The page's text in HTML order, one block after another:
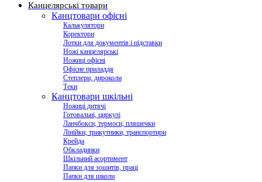
Канцелярські товари
Канцтовари офісні
Калькулятори
Коректори
Лотки для документів і підставки
Ножі канцелярські
Ножиці офісні
Офісне приладдя
Степлери, дироколи
Теки
Канцтовари шкільні
Ножиці дитячі
Готовальні, циркулі
Ланчбокси, термоси, пляшечки
Лінійки, трикутники, транспортири
Крейда
Обкладинки
Шкільний асортимент
Папки для зошитів, праці
Папки для школи